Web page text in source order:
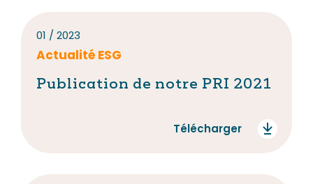
01 / 2023
Actualité ESG
Publication de notre PRI 2021
Télécharger